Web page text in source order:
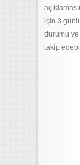
için 3
durumu
takip